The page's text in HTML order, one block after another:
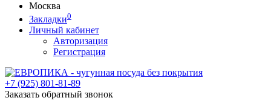
Москва
Закладки0
Личный кабинет
Авторизация
Регистрация
+7 (925) 801-81-89
Заказать обратный звонок